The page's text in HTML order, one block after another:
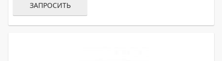
ЗАПРОСИТЬ